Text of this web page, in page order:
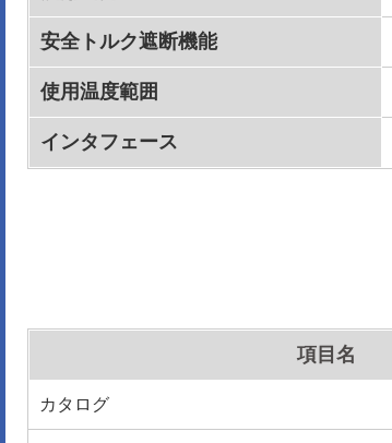
安全トルク遮断機能
使用温度範囲
インタフェース
項目名
カタログ